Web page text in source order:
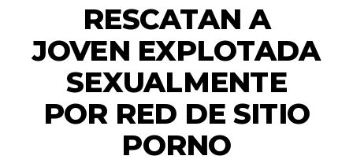
RESCATAN A
JOVEN EXPLOTADA
SEXUALMENTE
POR RED DE SITIO
PORNO